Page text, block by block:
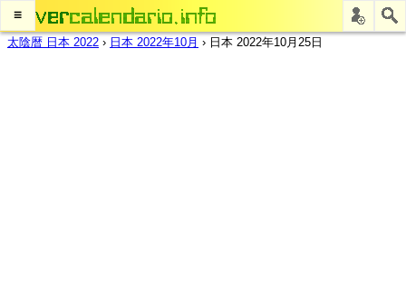
≡
太陰暦 日本 2022 › 日本 2022年10月 › 日本 2022年10月25日